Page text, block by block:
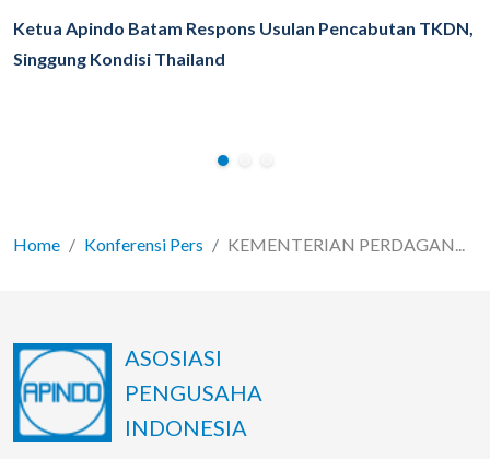
Ketua Apindo Batam Respons Usulan Pencabutan TKDN,
Singgung Kondisi Thailand
Home Konferensi Pers KEMENTERIAN PERDAGAN...
ASOSIASI
PENGUSAHA
INDONESIA